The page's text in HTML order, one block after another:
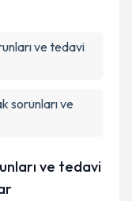
belirtilen
ve tedavi
sorunları ve
ve tedavi